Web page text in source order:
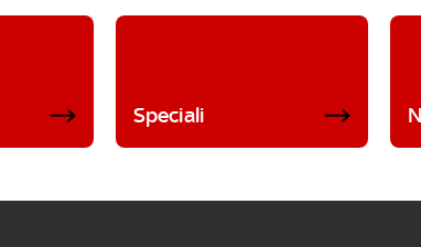
Speciali